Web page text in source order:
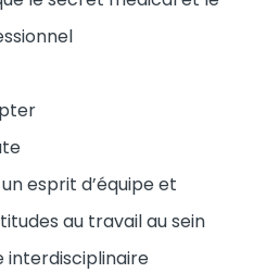
esprit d’équipe et
au travail au sein
interdisciplinaire